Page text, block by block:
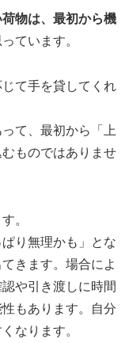
物は、最初から機
ています。
て手を貸してくれ
て、最初から「上
ものではありませ
。
り無理かも」とな
きます。場合によ
や引き渡しに時間
もあります。自分
なります。